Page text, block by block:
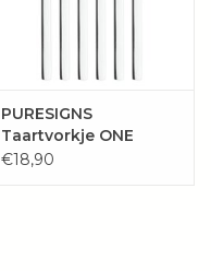
PURESIGNS
Taartvorkje ONE
Glans | set 6 st.
€18,90